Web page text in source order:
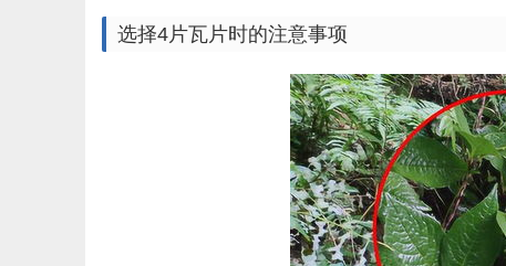
选择4片瓦片时的注意事项